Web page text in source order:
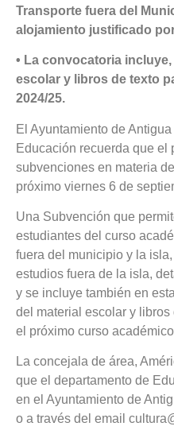
Transporte fuera del
alojamiento justificado
• La convocatoria
escolar y libros de texto
2024/25.
El Ayuntamiento de
Educación recuerda que el
subvenciones en materia
próximo viernes 6 de
Una Subvención que
estudiantes del curso
fuera del municipio y la
estudios fuera de la isla,
y se incluye también en
del material escolar y
el próximo curso
La concejala de área,
que el departamento de
en el Ayuntamiento de
o a través del email